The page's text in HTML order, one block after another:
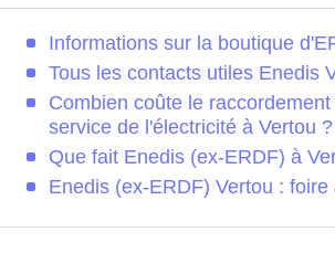
Informations sur la boutique
Tous les contacts utiles Enedis
Combien coûte le
service de l'électricité à Vertou ?
Que fait Enedis (ex-ERDF) à
Enedis (ex-ERDF) Vertou :